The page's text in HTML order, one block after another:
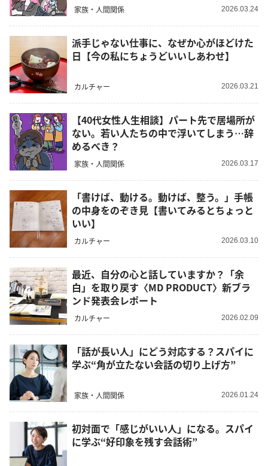
家族・人間関係 2026.03.24
派手じゃない仕事に、なぜか心がほどけた
日【今の私にちょうどいいしあわせ】
カルチャー 2026.03.21
【40代女性人生相談】パート先で居場所が
ない。若い人たちの中で浮いてしまう…辞
めるべき？
家族・人間関係 2026.03.17
「書けば、動ける。動けば、整う。」手帳
の中身をのぞき見【書いてみるとちょっと
いい】
カルチャー 2026.03.10
最近、自分の心と話していますか？「余
白」を取り戻す〈MD PRODUCT〉新ブラ
ンド発表会レポート
カルチャー 2026.02.09
「話が長い人」にどう対応する？スパイに
学ぶ“角が立たない会話の切り上げ方”
家族・人間関係 2026.01.24
初対面で「感じがいい人」になる。スパイ
に学ぶ“好印象を残す会話術”